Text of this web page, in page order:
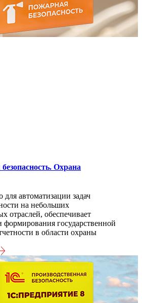
Охрана
автоматизации задач
на небольших
отраслей, обеспечивает
государственной
в области охраны